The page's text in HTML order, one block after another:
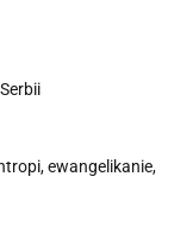
ewangelikanie,